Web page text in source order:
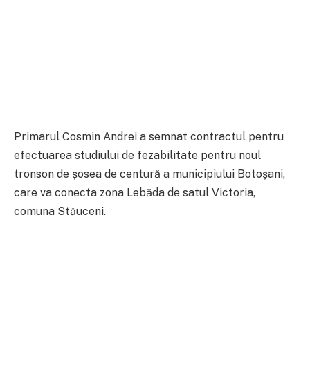
Primarul Cosmin Andrei a semnat contractul pentru
efectuarea studiului de fezabilitate pentru noul
tronson de șosea de centură a municipiului Botoșani,
care va conecta zona Lebăda de satul Victoria,
comuna Stăuceni.